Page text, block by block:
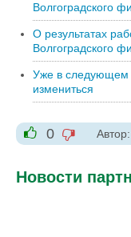
Волгоградского
О результатах
Волгоградского
Уже в следующем
измениться
+1
0
-1
Автор:
Новости